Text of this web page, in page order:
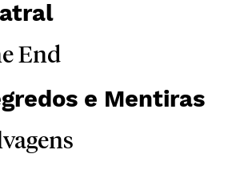
End
e Mentiras